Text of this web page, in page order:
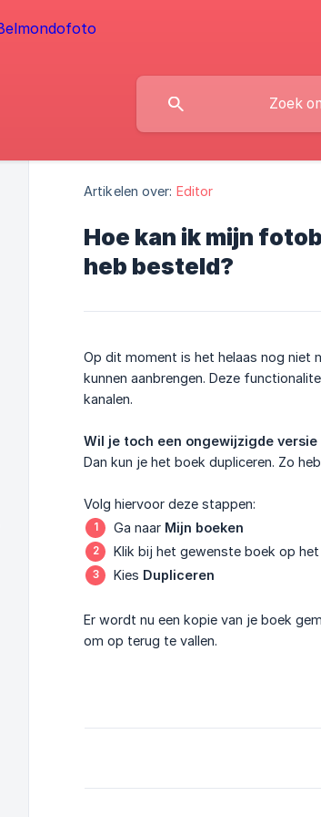
Artikelen over: Editor
Hoe kan ik mijn
heb besteld?
Op dit moment is het helaas nog niet
kunnen aanbrengen. Deze
kanalen.
Wil je toch een ongewijzigde versie
Dan kun je het boek dupliceren. Zo
Volg hiervoor deze stappen:
Ga naar Mijn boeken
Klik bij het gewenste boek op
Kies Dupliceren
Er wordt nu een kopie van je boek
om op terug te vallen.